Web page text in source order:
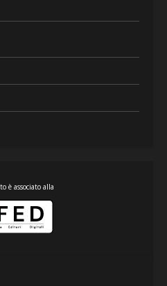
è associato alla